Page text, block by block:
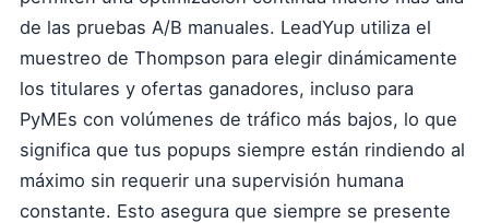
de las pruebas A/B manuales. LeadYup utiliza el
muestreo de Thompson para elegir dinámicamente
los titulares y ofertas ganadores, incluso para
PyMEs con volúmenes de tráfico más bajos, lo que
significa que tus popups siempre están rindiendo al
máximo sin requerir una supervisión humana
constante. Esto asegura que siempre se presente